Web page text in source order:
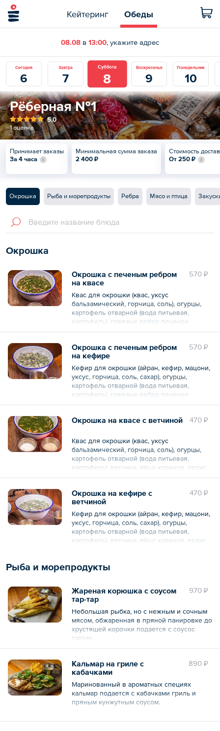
Кейтеринг Обеды
08.08 в 13:00, укажите адрес
Сегодня
6
Завтра
7
Суббота
8
Воскресенье
9
Понедельник
10
Рёберная №1
5,0
1 оценка
Принимает заказы
За 4 часа
Минимальная сумма заказа
2 400 ₽
Стоимость
От 250 ₽
Окрошка Рыба и морепродукты Ребра Мясо и птица
Окрошка
570 ₽
Окрошка с печеным ребром
на квасе
Квас для окрошки (квас, уксус
бальзамический, горчица, соль), огурцы,
картофель отварной (вода питьевая,
картофель), говяжье ребро печеное
(говядина ребро, соль, специя перец
сметана, горчица, хрен сливочный, зелень
укропа, зелень петрушки, лук зеленый.
Общий вес – 410 г
570 ₽
Окрошка с печеным ребром
на кефире
Кефир для окрошки (айран, кефир, мацони,
уксус, горчица, соль, сахар), огурцы,
картофель отварной (вода питьевая,
картофель), говяжье ребро печеное
(говядина ребро, соль, специя перец
сметана, горчица, хрен сливочный, зелень
Общий вес – 410 г
470 ₽
Окрошка на квасе с ветчиной
Квас для окрошки (квас, уксус
бальзамический, горчица, соль), огурцы,
картофель отварной (вода питьевая,
картофель), ветчина, яйцо куриное, редис,
сметана, горчица, хрен сливочный, зелень
Общий вес – 410 г
470 ₽
Окрошка на кефире с
ветчиной
Кефир для окрошки (айран, кефир, мацони,
уксус, горчица, соль, сахар), огурцы,
картофель отварной (вода питьевая,
картофель), ветчина, яйцо куриное, редис,
Рыба и морепродукты
970 ₽
Жареная корюшка с соусом
тар-тар
Небольшая рыбка, но с нежным и сочным
мясом, обжаренная в пряной панировке до
хрустящей корочки подается с соусос
тартар
(майонез, огурцы маринованные, соус
соевый, укроп свежий, масло чесночное
(масло подсолнечное, чеснок свежий)),
панировка (мука пшеничная, специя
куркума), соль).
890 ₽
Кальмар на гриле с
кабачками
Маринованный в ароматных специях
кальмар подается с кабачками гриль и
пряным кунжутным соусом.
Состав: (кальмар маринованный (кальмар,